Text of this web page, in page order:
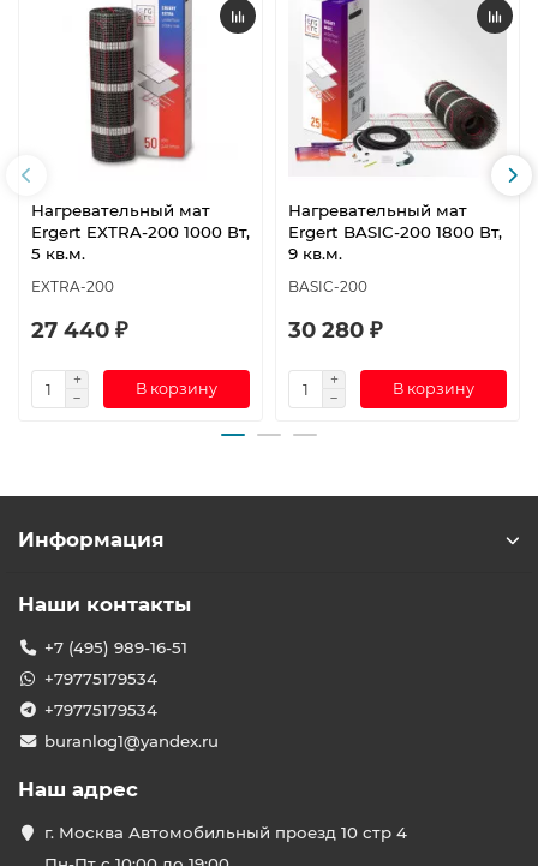
Нагревательный мат
Ergert EXTRA-200 1000 Вт,
5 кв.м.
EXTRA-200
27 440 ₽
В корзину
Нагревательный мат
Ergert BASIC-200 1800 Вт,
9 кв.м.
BASIC-200
30 280 ₽
В корзину
Информация
Наши контакты
+7 (495) 989-16-51
+79775179534
+79775179534
buranlog1@yandex.ru
Наш адрес
г. Москва Автомобильный проезд 10 стр 4